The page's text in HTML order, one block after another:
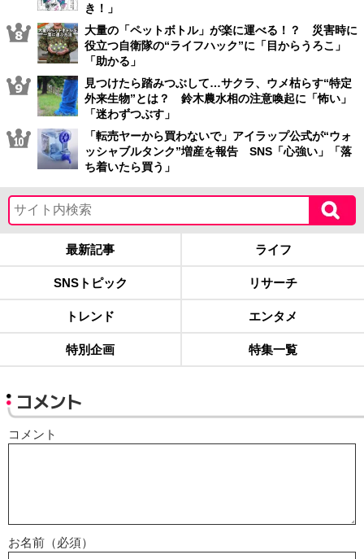
き！」
大量の「ペットボトル」が楽に運べる！？ 災害時に
役立つ自衛隊の“ライフハック”に「目からうろこ」
「助かる」
見つけたら踏みつぶして…サクラ、ウメ枯らす“特定
外来生物”とは？ 鈴木農水相の注意喚起に「怖い」
「迷わずつぶす」
「転売ヤーから買わないで」アイラップ公式が“ウォ
ッシャブルタンク”増産を報告 SNS「心強い」「落
ち着いたら買う」
最新記事 ライフ
SNSトピック リサーチ
トレンド エンタメ
特別企画 特集一覧
コメント
コメント
お名前（必須）